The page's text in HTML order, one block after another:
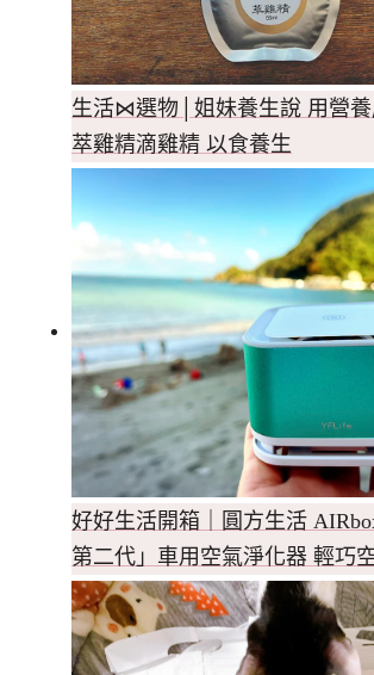
生活⋈選物│姐妹養生說 用營養
萃雞精滴雞精 以食養生
好好生活開箱｜圓方生活
第二代」車用空氣淨化器 輕巧